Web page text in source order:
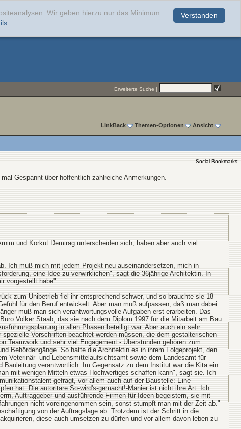
Verstanden
Wir geben hierzu nur das Minimum
Erweiterte Suche |
LinkBack Themen-Optionen Ansicht
Social Bookmarks:
Gespannt über hoffentlich zahlreiche Anmerkungen.
und Korkut Demirag unterscheiden sich, haben aber auch viel
Ich muß mich mit jedem Projekt neu auseinandersetzen, mich in
eine Idee zu verwirklichen", sagt die 36jährige Architektin. In
vorgestellt habe".
zum Unibetrieb fiel ihr entsprechend schwer, und so brauchte sie 18
für den Beruf entwickelt. Aber man muß aufpassen, daß man dabei
muß man sich verantwortungsvolle Aufgaben erst erarbeiten. Das
Volker Staab, das sie nach dem Diplom 1997 für die Mitarbeit am Bau
in allen Phasen beteiligt war. Aber auch ein sehr
Vorschriften beachtet werden müssen, die dem gestalterischen
Teamwork und sehr viel Engagement - Überstunden gehören zum
Behördengänge. So hatte die Architektin es in ihrem Folgeprojekt, den
Veterinär- und Lebensmittelaufsichtsamt sowie dem Landesamt für
verantwortlich. Im Gegensatz zu dem Institut war die Kita ein
mit wenigen Mitteln etwas Hochwertiges schaffen kann", sagt sie. Ich
gefragt, vor allem auch auf der Baustelle: Eine
hat. Die autoritäre So-wird's-gemacht!-Manier ist nicht ihre Art. Ich
Auftraggeber und ausführende Firmen für Ideen begeistern, sie mit
nicht voreingenommen sein, sonst stumpft man mit der Zeit ab."
von der Auftragslage ab. Trotzdem ist der Schritt in die
diese auch umsetzen zu dürfen und vor allem davon leben zu